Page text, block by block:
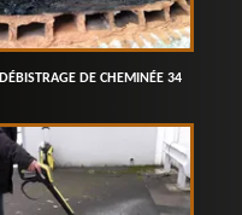
DÉBISTRAGE DE CHEMINÉE 34